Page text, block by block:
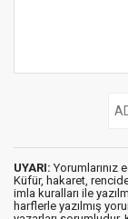
UYARI: Yorumlarınız
Küfür, hakaret,
imla kuralları ile
harflerle yazılmış